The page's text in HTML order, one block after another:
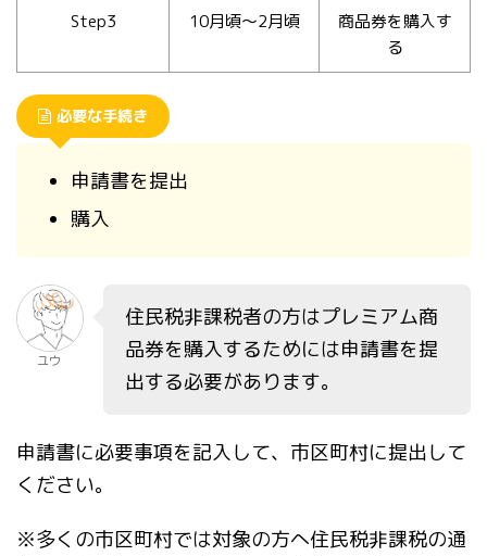
Step3 10月頃～2月頃
商品券を購入す
る
必要な手続き
申請書を提出
購入
ユウ
住民税非課税者の方はプレミアム商
品券を購入するためには申請書を提
出する必要があります。
申請書に必要事項を記入して、市区町村に提出して
ください。
※多くの市区町村では対象の方へ住民税非課税の通